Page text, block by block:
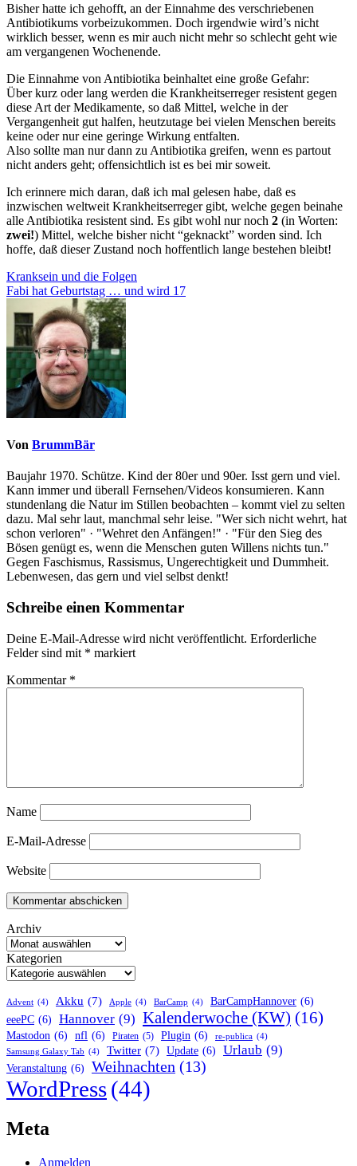
Bisher hatte ich gehofft, an der Einnahme des verschriebenen
Antibiotikums vorbeizukommen. Doch irgendwie wird’s nicht
wirklich besser, wenn es mir auch nicht mehr so schlecht geht wie
am vergangenen Wochenende.
Die Einnahme von Antibiotika beinhaltet eine große Gefahr:
Über kurz oder lang werden die Krankheitserreger resistent gegen
diese Art der Medikamente, so daß Mittel, welche in der
Vergangenheit gut halfen, heutzutage bei vielen Menschen bereits
keine oder nur eine geringe Wirkung entfalten.
Also sollte man nur dann zu Antibiotika greifen, wenn es partout
nicht anders geht; offensichtlich ist es bei mir soweit.
Ich erinnere mich daran, daß ich mal gelesen habe, daß es
inzwischen weltweit Krankheitserreger gibt, welche gegen beinahe
alle Antibiotika resistent sind. Es gibt wohl nur noch 2 (in Worten:
zwei!) Mittel, welche bisher nicht “geknackt” worden sind. Ich
hoffe, daß dieser Zustand noch hoffentlich lange bestehen bleibt!
Beitragsnavigation
Kranksein und die Folgen
Fabi hat Geburtstag … und wird 17
Von BrummBär
Baujahr 1970. Schütze. Kind der 80er und 90er. Isst gern und viel.
Kann immer und überall Fernsehen/Videos konsumieren. Kann
stundenlang die Natur im Stillen beobachten – kommt viel zu selten
dazu. Mal sehr laut, manchmal sehr leise. "Wer sich nicht wehrt, hat
schon verloren" · "Wehret den Anfängen!" · "Für den Sieg des
Bösen genügt es, wenn die Menschen guten Willens nichts tun."
Gegen Faschismus, Rassismus, Ungerechtigkeit und Dummheit.
Lebenwesen, das gern und viel selbst denkt!
Schreibe einen Kommentar
Deine E-Mail-Adresse wird nicht veröffentlicht. Erforderliche
Felder sind mit * markiert
Kommentar *
Name
E-Mail-Adresse
Website
Archiv
Kategorien
Advent (4) Akku (7) Apple (4) BarCamp (4) BarCampHannover (6)
eeePC (6) Hannover (9) Kalenderwoche (KW) (16)
Mastodon (6) nfl (6) Piraten (5) Plugin (6) re-publica (4)
Samsung Galaxy Tab (4) Twitter (7) Update (6) Urlaub (9)
Veranstaltung (6) Weihnachten (13)
WordPress(44)
Meta
Anmelden